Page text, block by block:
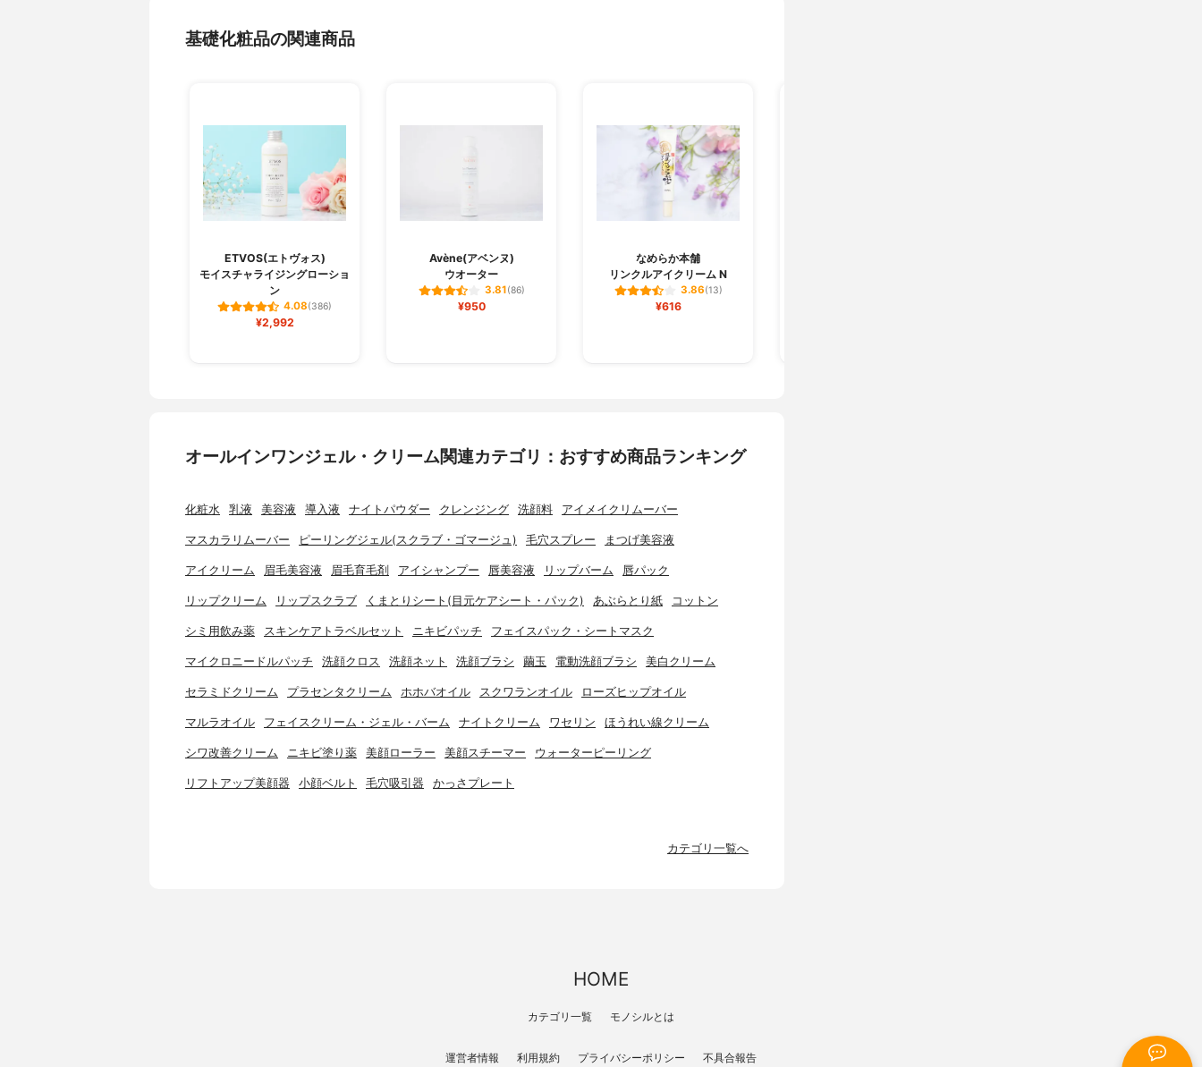
基礎化粧品の関連商品
ETVOS(エトヴォス)
モイスチャライジングローショ
ン
4.08(386)
¥2,992
Avène(アベンヌ)
ウオーター
3.81(86)
¥950
なめらか本舗
リンクルアイクリーム N
3.86(13)
¥616
オールインワンジェル・クリーム関連カテゴリ：おすすめ商品ランキング
化粧水 乳液 美容液 導入液 ナイトパウダー クレンジング 洗顔料 アイメイクリムーバー
マスカラリムーバー ピーリングジェル(スクラブ・ゴマージュ) 毛穴スプレー まつげ美容液
アイクリーム 眉毛美容液 眉毛育毛剤 アイシャンプー 唇美容液 リップバーム 唇パック
リップクリーム リップスクラブ くまとりシート(目元ケアシート・パック) あぶらとり紙 コットン
シミ用飲み薬 スキンケアトラベルセット ニキビパッチ フェイスパック・シートマスク
マイクロニードルパッチ 洗顔クロス 洗顔ネット 洗顔ブラシ 繭玉 電動洗顔ブラシ 美白クリーム
セラミドクリーム プラセンタクリーム ホホバオイル スクワランオイル ローズヒップオイル
マルラオイル フェイスクリーム・ジェル・バーム ナイトクリーム ワセリン ほうれい線クリーム
シワ改善クリーム ニキビ塗り薬 美顔ローラー 美顔スチーマー ウォーターピーリング
リフトアップ美顔器 小顔ベルト 毛穴吸引器 かっさプレート
カテゴリ一覧へ
HOME
カテゴリ一覧 モノシルとは
運営者情報 利用規約 プライバシーポリシー 不具合報告